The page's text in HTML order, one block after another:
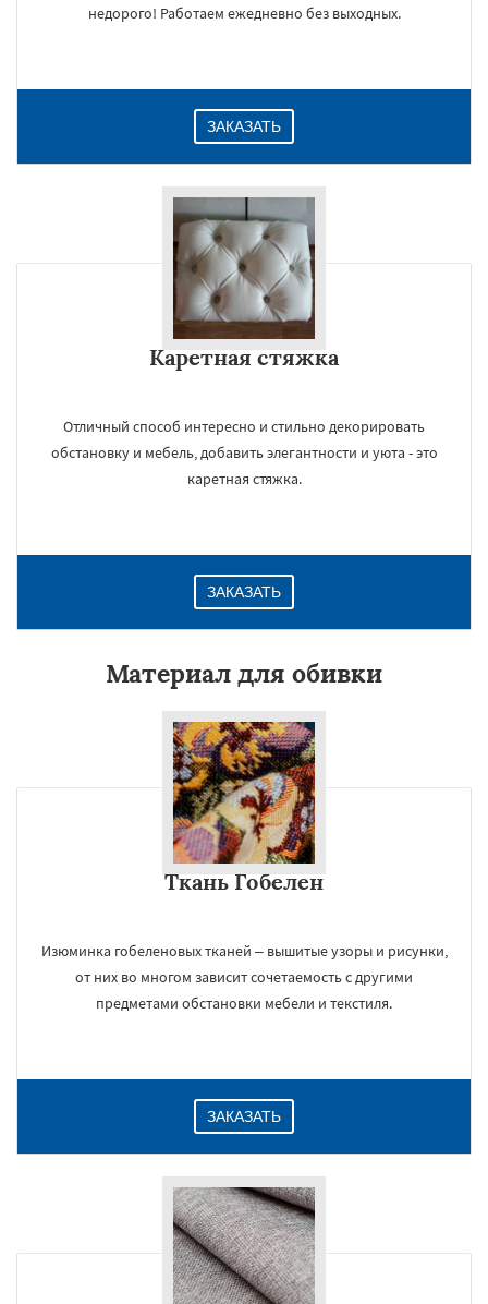
недорого! Работаем ежедневно без выходных.
ЗАКАЗАТЬ
Каретная стяжка
Отличный способ интересно и стильно декорировать
обстановку и мебель, добавить элегантности и уюта - это
каретная стяжка.
ЗАКАЗАТЬ
Материал для обивки
Ткань Гобелен
Изюминка гобеленовых тканей – вышитые узоры и рисунки,
от них во многом зависит сочетаемость с другими
предметами обстановки мебели и текстиля.
ЗАКАЗАТЬ